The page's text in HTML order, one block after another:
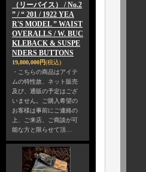
（リーバイス） / No.2
” / “ 201 / 1922 YEA
R'S MODEL ” WAIST
OVERALLS / W. BUC
KLEBACK & SUSPE
NDERS BUTTONS
19,800,000円(税込)
・こちらの商品はアイテ
ムの特性故、ネット販売
及び、通販の予定はござ
いません。ご購入希望の
お客様は事前にご連絡の
上、ご来店、ご商談が可
能な方と限らせて頂…